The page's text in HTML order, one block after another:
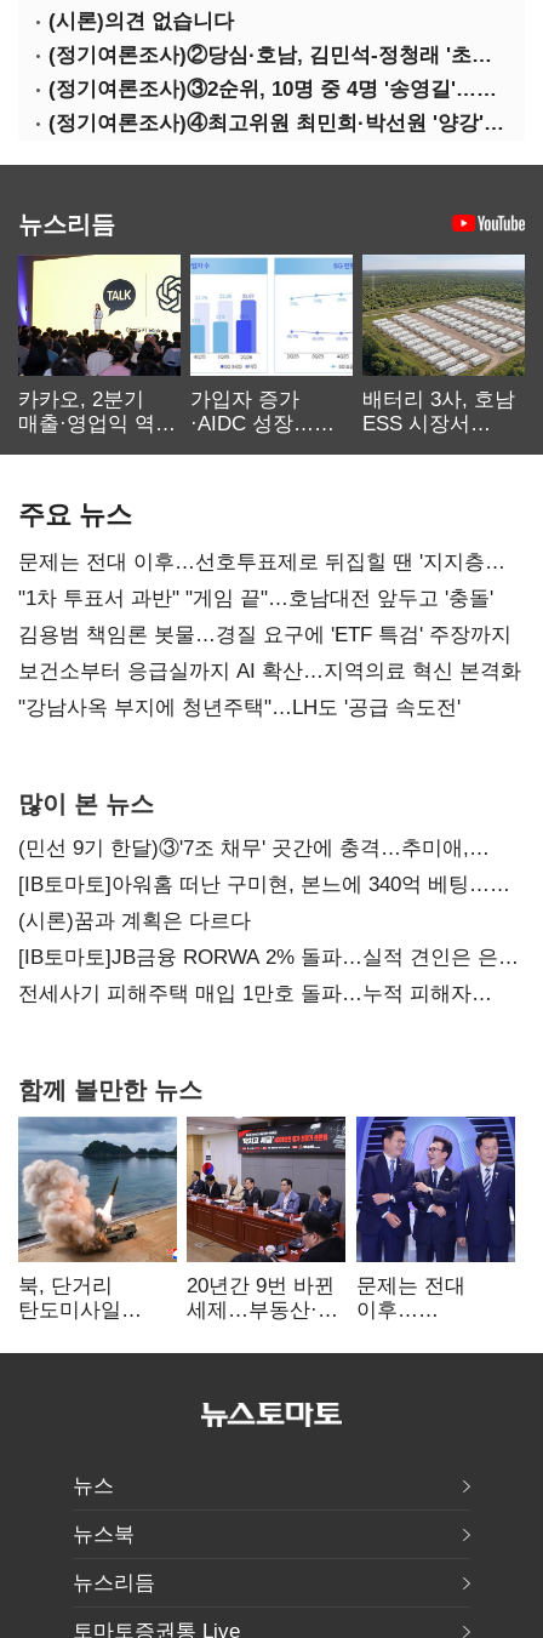
(시론)의견 없습니다
(정기여론조사)②당심·호남, 김민석-정청래 '초접전'
(정기여론조사)③2순위, 10명 중 4명 '송영길'…정청래 '한 자릿수'
(정기여론조사)④최고위원 최민희·박선원 '양강'…서미화·이성윤·임미애 뒤이어
뉴스리듬
카카오, 2분기
매출·영업익 역대
가입자 증가
·AIDC 성장…
배터리 3사, 호남
ESS 시장서
주요 뉴스
문제는 전대 이후…선호투표제로 뒤집힐 땐 '지지층
불복'
"1차 투표서 과반" "게임 끝"…호남대전 앞두고 '충돌'
김용범 책임론 봇물…경질 요구에 'ETF 특검' 주장까지
보건소부터 응급실까지 AI 확산…지역의료 혁신 본격화
"강남사옥 부지에 청년주택"…LH도 '공급 속도전'
많이 본 뉴스
(민선 9기 한달)③'7조 채무' 곳간에 충격…추미애,
20년만에 '비상재정' 선언 승부수
[IB토마토]아워홈 떠난 구미현, 본느에 340억 베팅…
가족 지배체제 구축
(시론)꿈과 계획은 다르다
[IB토마토]JB금융 RORWA 2% 돌파…실적 견인은 은행
아닌 캐피탈
전세사기 피해주택 매입 1만호 돌파…누적 피해자
함께 볼만한 뉴스
북, 단거리
탄도미사일
"즉각 중단 촉구"
20년간 9번 바뀐
세제…부동산·
건드렸다
문제는 전대
이후…
뒤집힐 땐
뉴스
뉴스북
뉴스리듬
토마토증권통 Live